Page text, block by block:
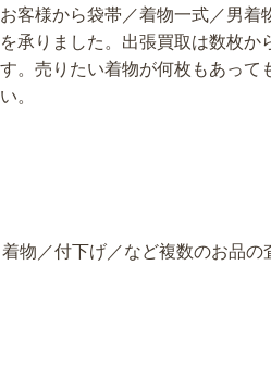
客様から袋帯／着物一式／男着
承りました。出張買取は数枚か
。売りたい着物が何枚もあって
。
物／付下げ／など複数のお品の